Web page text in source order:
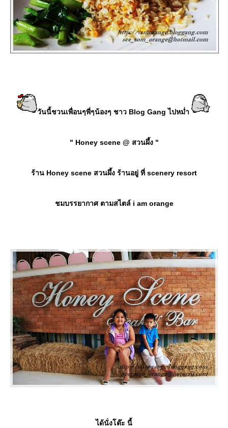
วันนี้ชวนเพื่อนๆพี่ๆน้องๆ ชาว Blog Gang ไปหม่ำ
" Honey scene @ สวนผึ้ง "
ร้าน Honey scene สวนผึ้ง ร้านอยู่ ที่ scenery resort
ชมบรรยากาศ ตามสไตล์ i am orange
ได้นั่งโต๊ะ นี้